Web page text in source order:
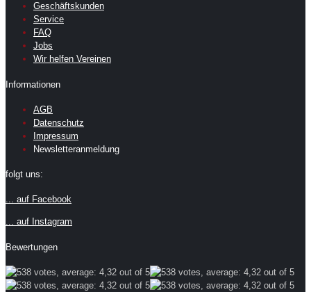
Geschäftskunden
Service
FAQ
Jobs
Wir helfen Vereinen
Informationen
AGB
Datenschutz
Impressum
Newsletteranmeldung
folgt uns:
... auf Facebook
... auf Instagram
Bewertungen